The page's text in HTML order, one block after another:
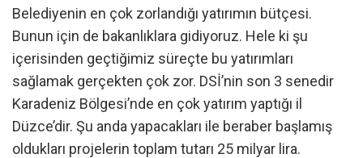
Belediyenin en çok zorlandığı yatırımın bütçesi.
Bunun için de bakanlıklara gidiyoruz. Hele ki şu
içerisinden geçtiğimiz süreçte bu yatırımları
sağlamak gerçekten çok zor. DSİ’nin son 3 senedir
Karadeniz Bölgesi’nde en çok yatırım yaptığı il
Düzce’dir. Şu anda yapacakları ile beraber başlamış
oldukları projelerin toplam tutarı 25 milyar lira.